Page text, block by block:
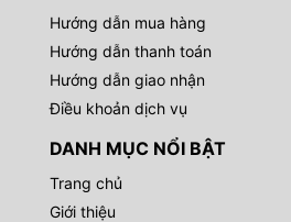
Hướng dẫn mua hàng
Hướng dẫn thanh toán
Hướng dẫn giao nhận
Điều khoản dịch vụ
DANH MỤC NỔI BẬT
Trang chủ
Giới thiệu